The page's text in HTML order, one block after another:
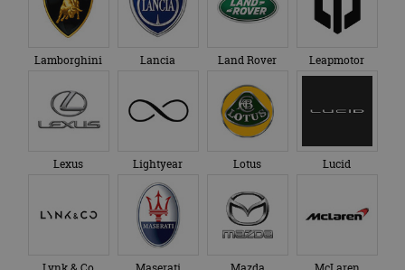
Lamborghini Lancia Land Rover Leapmotor
Lexus Lightyear Lotus Lucid